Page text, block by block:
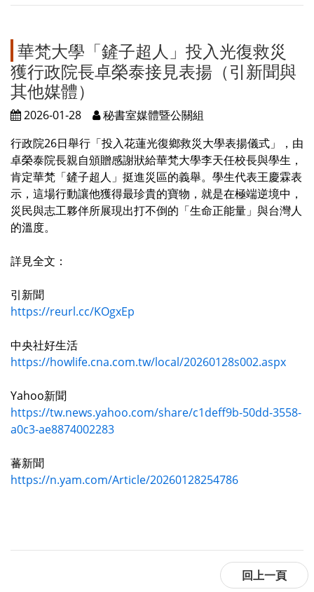
華梵大學「鏟子超人」投入光復救災
獲行政院長卓榮泰接見表揚（引新聞與
其他媒體）
2026-01-28
秘書室媒體暨公關組
行政院26日舉行「投入花蓮光復鄉救災大學表揚儀式」，由
卓榮泰院長親自頒贈感謝狀給華梵大學李天任校長與學生，
肯定華梵「鏟子超人」挺進災區的義舉。學生代表王慶霖表
示，這場行動讓他獲得最珍貴的寶物，就是在極端逆境中，
災民與志工夥伴所展現出打不倒的「生命正能量」與台灣人
的溫度。
詳見全文：
引新聞
https://reurl.cc/KOgxEp
中央社好生活
https://howlife.cna.com.tw/local/20260128s002.aspx
Yahoo新聞
https://tw.news.yahoo.com/share/c1deff9b-50dd-3558-
a0c3-ae8874002283
蕃新聞
https://n.yam.com/Article/20260128254786